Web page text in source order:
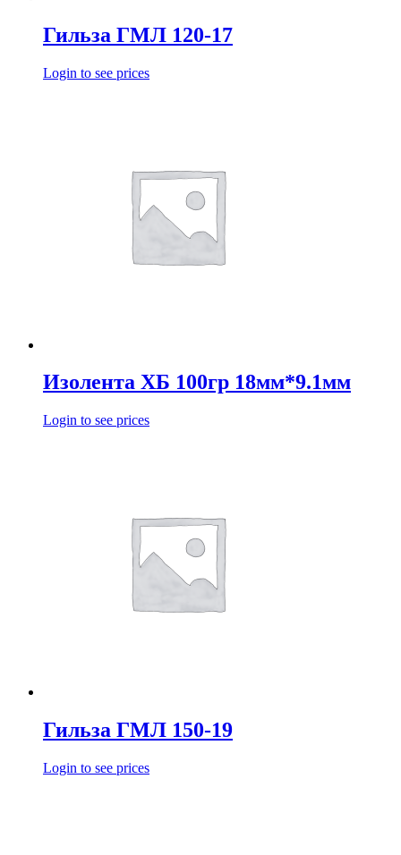
Гильза ГМЛ 120-17
Login to see prices
Изолента ХБ 100гр 18мм*9.1мм
Login to see prices
Гильза ГМЛ 150-19
Login to see prices